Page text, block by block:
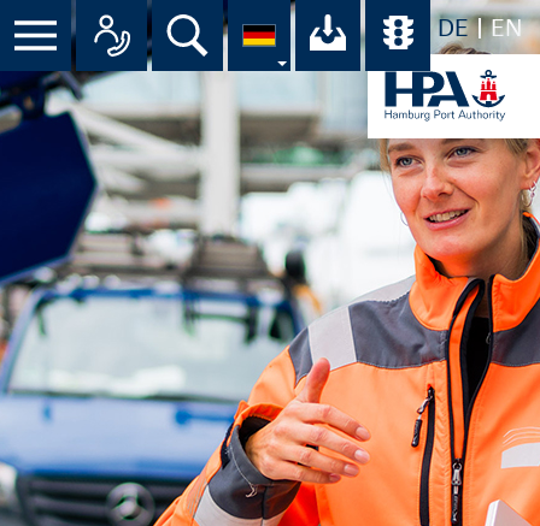
DE EN
Menü Alle Ansprechpartner im
Suche Ihr Download-